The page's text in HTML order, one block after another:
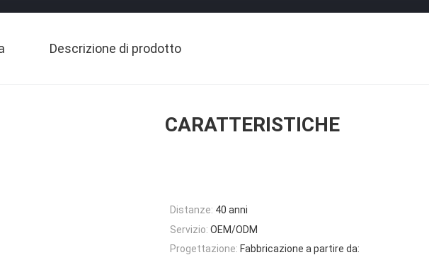
Descrizione di prodotto
CARATTERISTICHE
Distanze: 40 anni
Servizio: OEM/ODM
Progettazione: Fabbricazione a partire da: